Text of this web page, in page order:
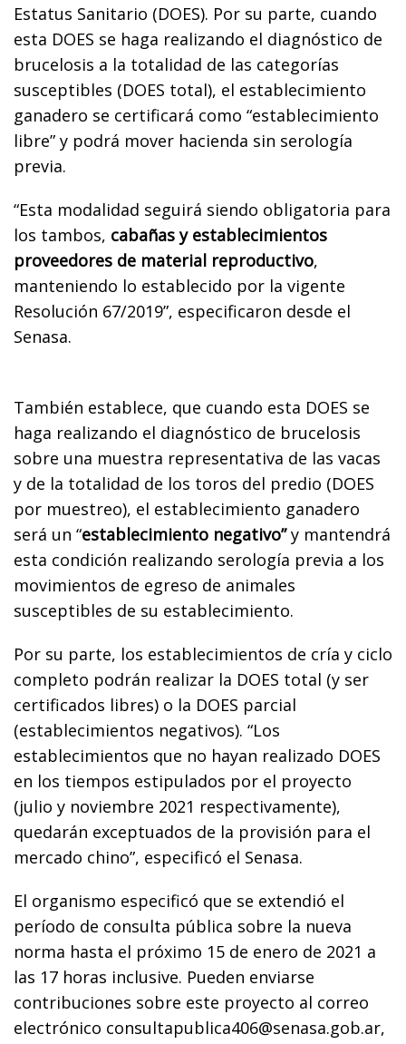
Estatus Sanitario (DOES). Por su parte, cuando
esta DOES se haga realizando el diagnóstico de
brucelosis a la totalidad de las categorías
susceptibles (DOES total), el establecimiento
ganadero se certificará como “establecimiento
libre” y podrá mover hacienda sin serología
previa.
“Esta modalidad seguirá siendo obligatoria para
los tambos, cabañas y establecimientos
proveedores de material reproductivo,
manteniendo lo establecido por la vigente
Resolución 67/2019”, especificaron desde el
Senasa.
También establece, que cuando esta DOES se
haga realizando el diagnóstico de brucelosis
sobre una muestra representativa de las vacas
y de la totalidad de los toros del predio (DOES
por muestreo), el establecimiento ganadero
será un “establecimiento negativo”y mantendrá
esta condición realizando serología previa a los
movimientos de egreso de animales
susceptibles de su establecimiento.
Por su parte, los establecimientos de cría y ciclo
completo podrán realizar la DOES total (y ser
certificados libres) o la DOES parcial
(establecimientos negativos). “Los
establecimientos que no hayan realizado DOES
en los tiempos estipulados por el proyecto
(julio y noviembre 2021 respectivamente),
quedarán exceptuados de la provisión para el
mercado chino”, especificó el Senasa.
El organismo especificó que se extendió el
período de consulta pública sobre la nueva
norma hasta el próximo 15 de enero de 2021 a
las 17 horas inclusive. Pueden enviarse
contribuciones sobre este proyecto al correo
electrónico consultapublica406@senasa.gob.ar,